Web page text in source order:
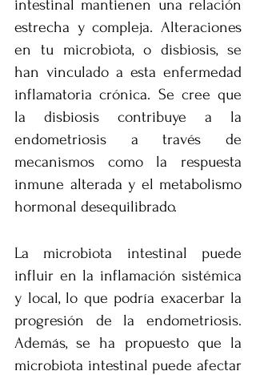
intestinal mantienen una relación
estrecha y compleja. Alteraciones
en tu microbiota, o disbiosis, se
han vinculado a esta enfermedad
inflamatoria crónica. Se cree que
la disbiosis contribuye a la
endometriosis a través de
mecanismos como la respuesta
inmune alterada y el metabolismo
hormonal desequilibrado.
La microbiota intestinal puede
influir en la inflamación sistémica
y local, lo que podría exacerbar la
progresión de la endometriosis.
Además, se ha propuesto que la
microbiota intestinal puede afectar